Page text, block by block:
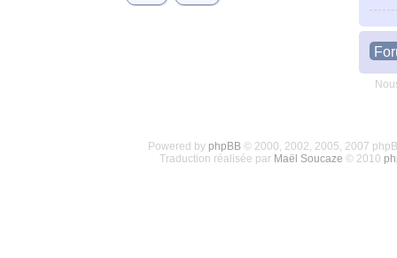
Powered by phpBB© 2000, 2002, 2005, 2007
Traduction réalisée par Maël Soucaze © 2010